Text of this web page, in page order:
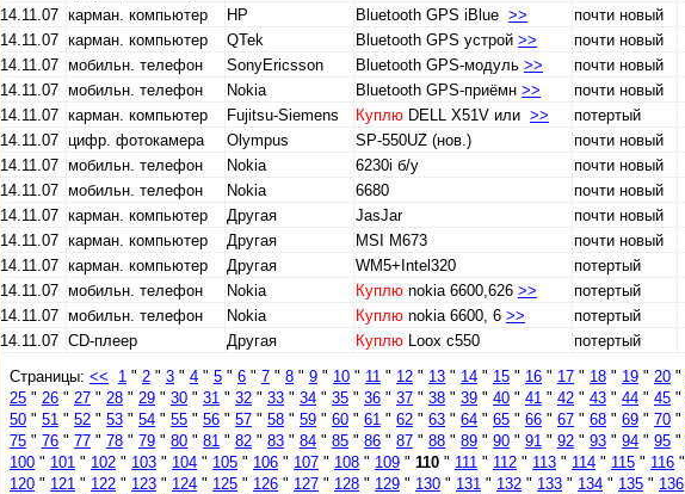
14.11.07 карман. компьютер HP Bluetooth GPS iBlue >> почти новый
14.11.07 карман. компьютер QTek Bluetooth GPS устрой >> почти новый
14.11.07 мобильн. телефон SonyEricsson Bluetooth GPS-модуль >> почти новый
14.11.07 мобильн. телефон Nokia Bluetooth GPS-приёмн >> почти новый
14.11.07 карман. компьютер Fujitsu-Siemens Куплю DELL X51V или >> потертый
14.11.07 цифр. фотокамера Olympus SP-550UZ (нов.) почти новый
14.11.07 мобильн. телефон Nokia 6230i б/у почти новый
14.11.07 мобильн. телефон Nokia 6680 почти новый
14.11.07 карман. компьютер Другая JasJar почти новый
14.11.07 карман. компьютер Другая MSI M673 почти новый
14.11.07 карман. компьютер Другая WM5+Intel320 потертый
14.11.07 мобильн. телефон Nokia Куплю nokia 6600,626 >> потертый
14.11.07 мобильн. телефон Nokia Куплю nokia 6600, 6 >> потертый
14.11.07 CD-плеер Другая Куплю Loox c550 потертый
Страницы: << 1 " 2 " 3 " 4 " 5 " 6 " 7 " 8 " 9 " 10 " 11 " 12 " 13 " 14 " 15 " 16 " 17 " 18 " 19 " 20 "
25 " 26 " 27 " 28 " 29 " 30 " 31 " 32 " 33 " 34 " 35 " 36 " 37 " 38 " 39 " 40 " 41 " 42 " 43 " 44 " 45 "
50 " 51 " 52 " 53 " 54 " 55 " 56 " 57 " 58 " 59 " 60 " 61 " 62 " 63 " 64 " 65 " 66 " 67 " 68 " 69 " 70 "
75 " 76 " 77 " 78 " 79 " 80 " 81 " 82 " 83 " 84 " 85 " 86 " 87 " 88 " 89 " 90 " 91 " 92 " 93 " 94 " 95 "
100 " 101 " 102 " 103 " 104 " 105 " 106 " 107 " 108 " 109 " 110 " 111 " 112 " 113 " 114 " 115 " 116 "
120 " 121 " 122 " 123 " 124 " 125 " 126 " 127 " 128 " 129 " 130 " 131 " 132 " 133 " 134 " 135 " 136